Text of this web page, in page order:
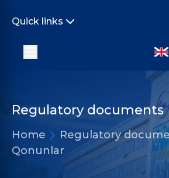
Quick links
Regulatory documents
Home
Regulatory
Qonunlar